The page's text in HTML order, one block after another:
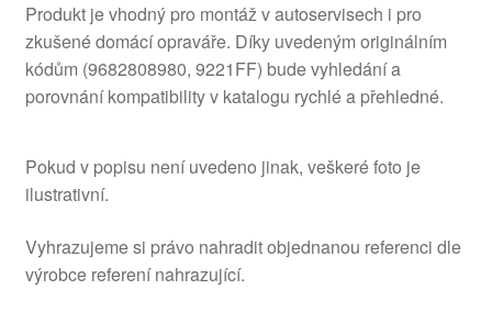
Produkt je vhodný pro montáž v autoservisech i pro
zkušené domácí opraváře. Díky uvedeným originálním
kódům (9682808980, 9221FF) bude vyhledání a
porovnání kompatibility v katalogu rychlé a přehledné.
Pokud v popisu není uvedeno jinak, veškeré foto je
ilustrativní.
Vyhrazujeme si právo nahradit objednanou referenci dle
výrobce referení nahrazující.